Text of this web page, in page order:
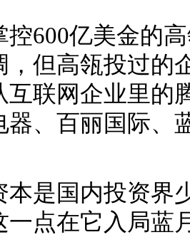
控600亿美金的
，但高瓴投过的
互联网企业里的
器、百丽国际
本是国内投资界
一点在它入局蓝